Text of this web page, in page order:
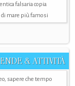
falsaria copia
di mare più famosi
& ATTIVITÀ
sapere che tempo